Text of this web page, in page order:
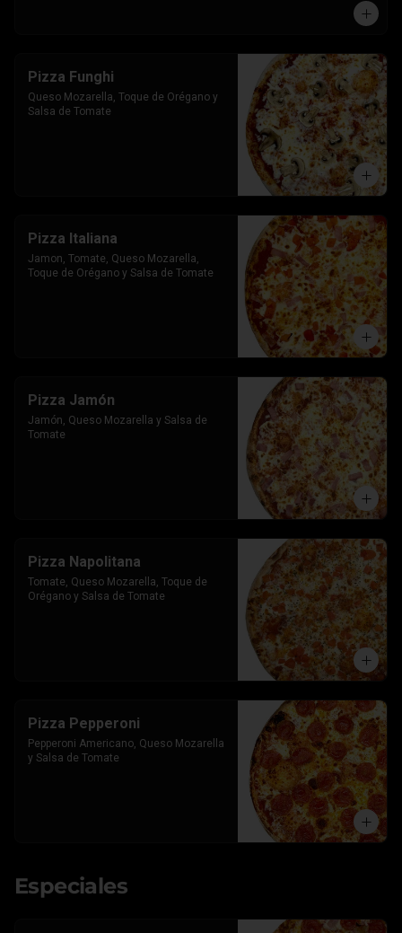
Pizza Funghi
Queso Mozarella, Toque de Orégano y
Salsa de Tomate
Pizza Italiana
Jamon, Tomate, Queso Mozarella,
Toque de Orégano y Salsa de Tomate
Pizza Jamón
Jamón, Queso Mozarella y Salsa de
Tomate
Pizza Napolitana
Tomate, Queso Mozarella, Toque de
Orégano y Salsa de Tomate
Pizza Pepperoni
Pepperoni Americano, Queso Mozarella
y Salsa de Tomate
Especiales